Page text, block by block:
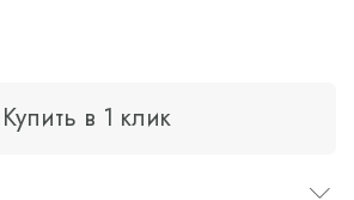
Купить в 1 клик